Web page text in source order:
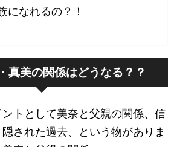
になれるの？！
真美の関係はどうなる？？
ントとして美奈と父親の関係、信
された過去、という物がありま